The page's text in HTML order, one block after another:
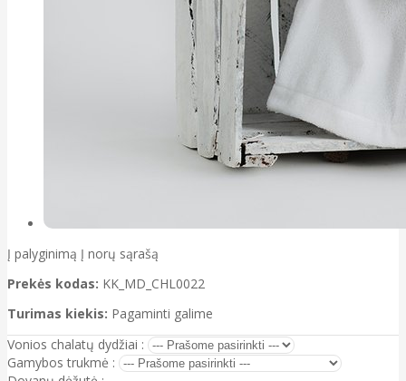
Į palyginimą Į norų sąrašą
Prekės kodas: KK_MD_CHL0022
Turimas kiekis: Pagaminti galime
Vonios chalatų dydžiai :
Gamybos trukmė :